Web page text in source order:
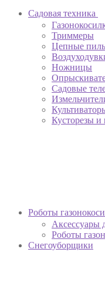
Садовая техника
Триммеры
Цепные
Ножницы
Садовые
Кусторезы и
Роботы
Аксессуары
Роботы
Снегоуборщики